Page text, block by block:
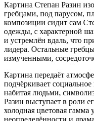
Картина Степан Разин
гребцами, под парусом,
композиции сидит сам
одежды, с характерной
и устремлён вдаль, что
лидера. Остальные
измученными,
Картина передаёт
подчёркивает
набитая людьми,
Разин выступает в роли
холодная цветовая